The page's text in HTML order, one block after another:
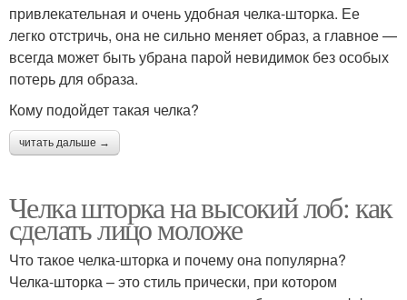
привлекательная и очень удобная челка-шторка. Ее
легко отстричь, она не сильно меняет образ, а главное —
всегда может быть убрана парой невидимок без особых
потерь для образа.
Кому подойдет такая челка?
читать дальше →
Челка шторка на высокий лоб: как
сделать лицо моложе
Что такое челка-шторка и почему она популярна?
Челка-шторка – это стиль прически, при котором